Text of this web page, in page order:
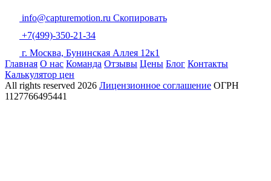
info@capturemotion.ru Скопировать
+7(499)-350-21-34
г. Москва, Бунинская Аллея 12к1
Главная О нас Команда Отзывы Цены Блог Контакты
Калькулятор цен
All rights reserved 2026 Лицензионное соглашение ОГРН
1127766495441